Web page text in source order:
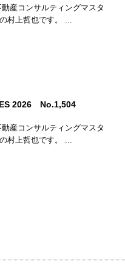
産コンサルティングマスタ
村上哲也です。 ...
2026 No.1,504
産コンサルティングマスタ
村上哲也です。 ...